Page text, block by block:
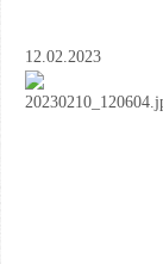
12.02.2023